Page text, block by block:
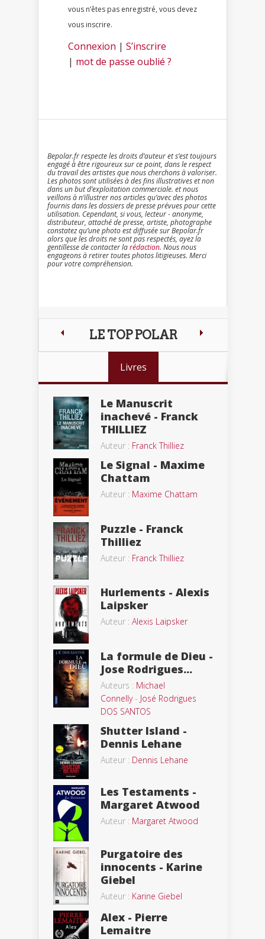
vous n’êtes pas enregistré, vous devez
vous inscrire.
Connexion | S’inscrire
| mot de passe oublié ?
Bepolar.fr respecte les droits d’auteur et s’est toujours
engagé à être rigoureux sur ce point, dans le respect
du travail des artistes que nous cherchons à valoriser.
Les photos sont utilisées à des fins illustratives et non
dans un but d’exploitation commerciale. et nous
veillons à n’illustrer nos articles qu’avec des photos
fournis dans les dossiers de presse prévues pour cette
utilisation. Cependant, si vous, lecteur - anonyme,
distributeur, attaché de presse, artiste, photographe
constatez qu’une photo est diffusée sur Bepolar.fr
alors que les droits ne sont pas respectés, ayez la
gentillesse de contacter larédaction. Nous nous
engageons à retirer toutes photos litigieuses. Merci
pour votre compréhension.
LE TOP POLAR
Livres
Le Manuscrit
inachevé - Franck
THILLIEZ
Auteur : Franck Thilliez
Le Signal - Maxime
Chattam
Auteur : Maxime Chattam
Puzzle - Franck
Thilliez
Auteur : Franck Thilliez
Hurlements - Alexis
Laipsker
Auteur : Alexis Laipsker
La formule de Dieu -
Jose Rodrigues...
Auteurs : Michael
Connelly- José Rodrigues
DOS SANTOS
Shutter Island -
Dennis Lehane
Auteur : Dennis Lehane
Les Testaments -
Margaret Atwood
Auteur : Margaret Atwood
Purgatoire des
innocents - Karine
Giebel
Auteur : Karine Giebel
Alex - Pierre
Lemaitre